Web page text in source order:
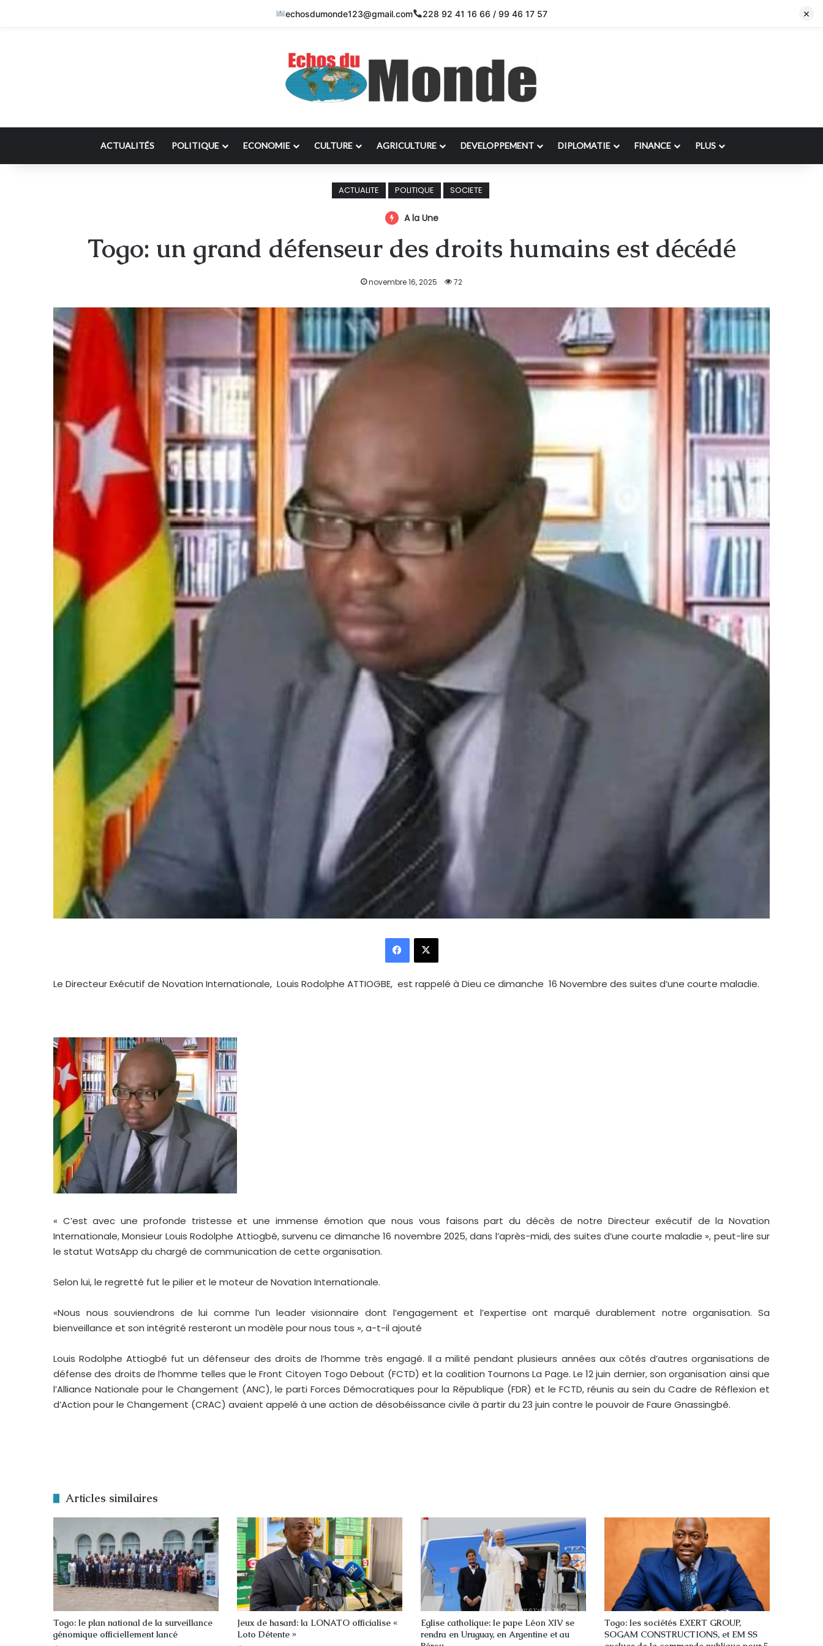
ACTUALITÉS POLITIQUE ECONOMIE CULTURE AGRICULTURE DEVELOPPEMENT DIPLOMATIE FINANCE PLUS
ACTUALITE POLITIQUE SOCIETE
A la Une
Togo: un grand défenseur des droits humains est décédé
novembre 16, 2025 72
Facebook X
Le Directeur Exécutif de Novation Internationale, Louis Rodolphe ATTIOGBE, est rappelé à Dieu ce dimanche 16 Novembre des suites d’une courte maladie.
« C’est avec une profonde tristesse et une immense émotion que nous vous faisons part du décès de notre Directeur exécutif de la Novation
Internationale, Monsieur Louis Rodolphe Attiogbé, survenu ce dimanche 16 novembre 2025, dans l’après-midi, des suites d’une courte maladie », peut-lire sur
le statut WatsApp du chargé de communication de cette organisation.
Selon lui, le regretté fut le pilier et le moteur de Novation Internationale.
«Nous nous souviendrons de lui comme l’un leader visionnaire dont l’engagement et l’expertise ont marqué durablement notre organisation. Sa
bienveillance et son intégrité resteront un modèle pour nous tous », a-t-il ajouté
Louis Rodolphe Attiogbé fut un défenseur des droits de l’homme très engagé. Il a milité pendant plusieurs années aux côtés d’autres organisations de
défense des droits de l’homme telles que le Front Citoyen Togo Debout (FCTD) et la coalition Tournons La Page. Le 12 juin dernier, son organisation ainsi que
l’Alliance Nationale pour le Changement (ANC), le parti Forces Démocratiques pour la République (FDR) et le FCTD, réunis au sein du Cadre de Réflexion et
d’Action pour le Changement (CRAC) avaient appelé à une action de désobéissance civile à partir du 23 juin contre le pouvoir de Faure Gnassingbé.
Articles similaires
Togo: le plan national de la surveillance
génomique officiellement lancé
Jeux de hasard: la LONATO officialise «
Loto Détente »
Eglise catholique: le pape Léon XIV se
rendra en Uruguay, en Argentine et au
Togo: les sociétés EXERT GROUP,
SOGAM CONSTRUCTIONS, et EM SS
echosdumonde123@gmail.com 228 92 41 16 66 / 99 46 17 57 ×